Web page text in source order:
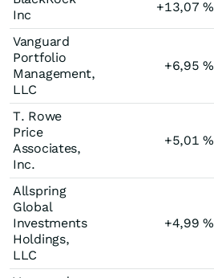
Inc
+13,07%
Vanguard
Portfolio
Management,
LLC
+6,95%
T. Rowe
Price
Associates,
Inc.
+5,01%
Allspring
Global
Investments
Holdings,
LLC
+4,99%